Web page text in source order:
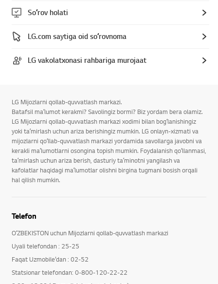
Soʻrov holati
LG.com saytiga oid soʻrovnoma
LG vakolatxonasi rahbariga murojaat
LG Mijozlarni qollab-quvvatlash markazi.
Batafsil maʼlumot kerakmi? Savolingiz bormi? Biz yordam bera olamiz.
LG Mijozlarni qollab-quvvatlash markazi xodimi bilan bogʻlanishingiz
yoki taʼmirlash uchun ariza berishingiz mumkin. LG onlayn-xizmati va
mijozlarni qoʻllab-quvvatlash markazi yordamida savollarga javobni va
kerakli maʼlumotlarni osongina topish mumkin. Foydalanish qoʻllanmasi,
taʼmirlash uchun ariza berish, dasturiy taʼminotni yangilash va
kafolatlar haqidagi maʼlumotlar olishni birgina tugmani bosish orqali
hal qilish mumkin.
Telefon
OʻZBEKISTON uchun Mijozlarni qollab-quvvatlash markazi
Uyali telefondan : 25-25
Faqat Uzmobile’dan : 02-52
Statsionar telefondan: 0-800-120-22-22